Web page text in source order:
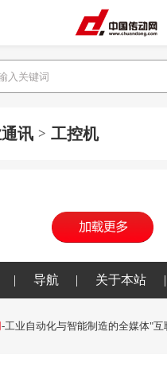
讯 > 工控机
| 导航 | 关于本站 |
-工业自动化与智能制造的全媒体"